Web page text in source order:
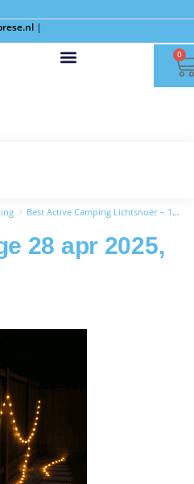
|
0
/ Best Active Camping Lichtsnoer – 10 Meter – Warm Wit Licht
28 apr 2025,